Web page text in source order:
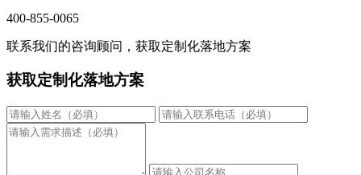
400-855-0065
联系我们的咨询顾问，获取定制化落地方案
获取定制化落地方案